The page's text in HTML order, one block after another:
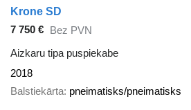
Krone SD
7 750 € Bez PVN
Aizkaru tipa puspiekabe
2018
Balstiekārta pneimatisks/pneimatisks